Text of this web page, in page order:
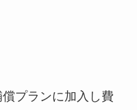
プランに加入し費